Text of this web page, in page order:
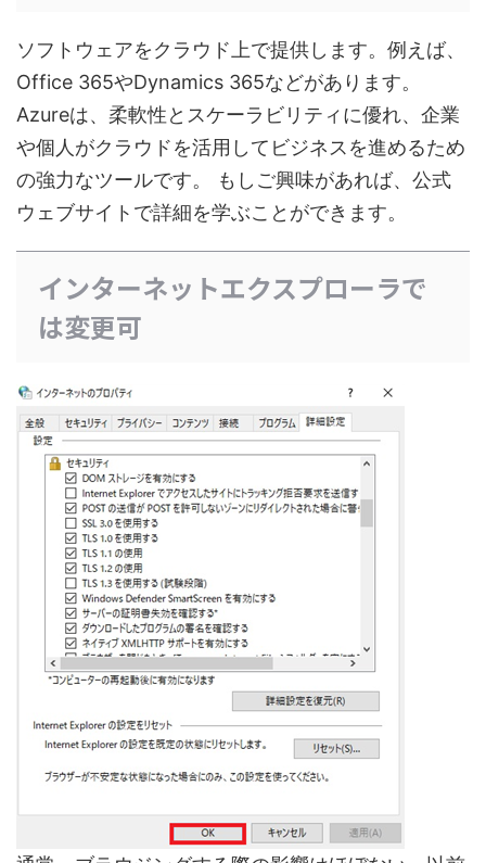
ソフトウェアをクラウド上で提供します。例えば、
Office 365やDynamics 365などがあります。
Azureは、柔軟性とスケーラビリティに優れ、企業
や個人がクラウドを活用してビジネスを進めるため
の強力なツールです。 もしご興味があれば、公式
ウェブサイトで詳細を学ぶことができます。
インターネットエクスプローラで
は変更可